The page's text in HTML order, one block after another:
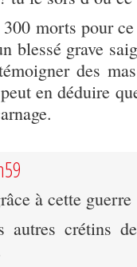
morts pour
blessé grave
des
en déduire
à cette
autres crétins